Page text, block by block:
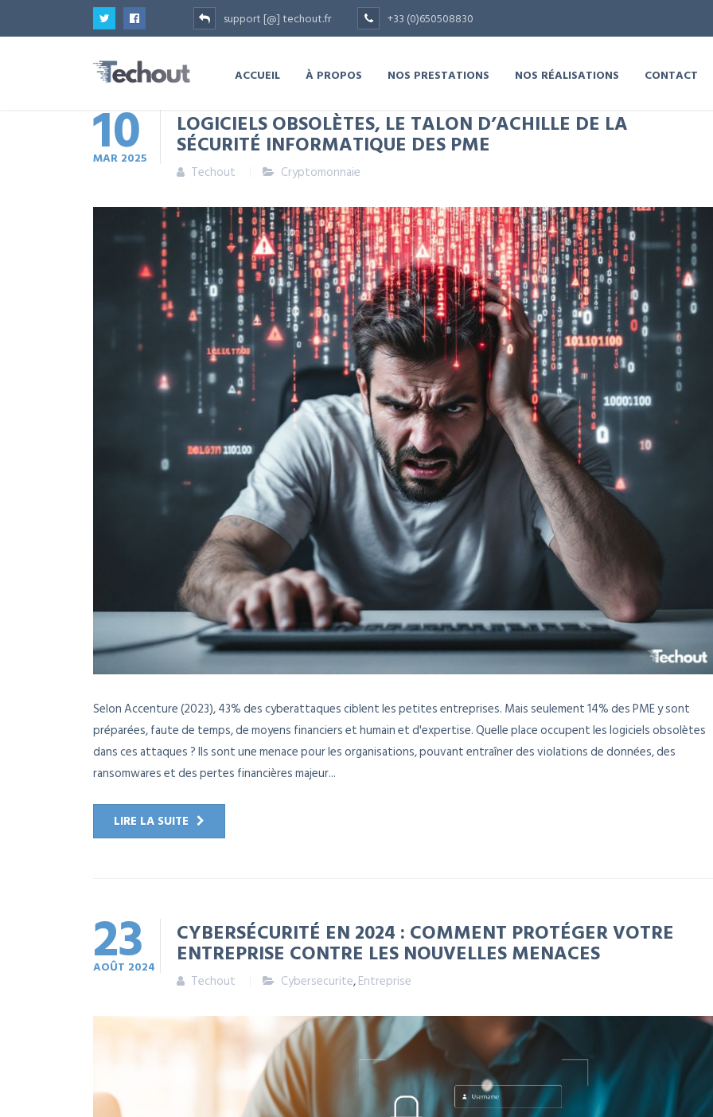
support [@] techout.fr +33 (0)650508830
ACCUEIL À PROPOS NOS PRESTATIONS NOS RÉALISATIONS CONTACT
10
MAR 2025
LOGICIELS OBSOLÈTES, LE TALON D’ACHILLE DE LA
SÉCURITÉ INFORMATIQUE DES PME
Techout Cryptomonnaie
Selon Accenture (2023), 43% des cyberattaques ciblent les petites entreprises. Mais seulement 14% des PME y sont
préparées, faute de temps, de moyens financiers et humain et d'expertise. Quelle place occupent les logiciels obsolètes
dans ces attaques ? Ils sont une menace pour les organisations, pouvant entraîner des violations de données, des
ransomwares et des pertes financières majeur...
LIRE LA SUITE
23
AOÛT 2024
CYBERSÉCURITÉ EN 2024 : COMMENT PROTÉGER VOTRE
ENTREPRISE CONTRE LES NOUVELLES MENACES
Techout Cybersecurite,Entreprise